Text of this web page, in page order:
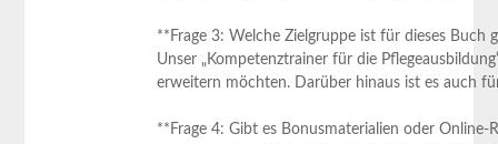
**Frage⁢ 3: Welche⁢ Zielgruppe ist für dieses Buch
Unser „Kompetenztrainer für die
⁣erweitern möchten. Darüber hinaus ist es auch
**Frage 4: Gibt es Bonusmaterialien oder